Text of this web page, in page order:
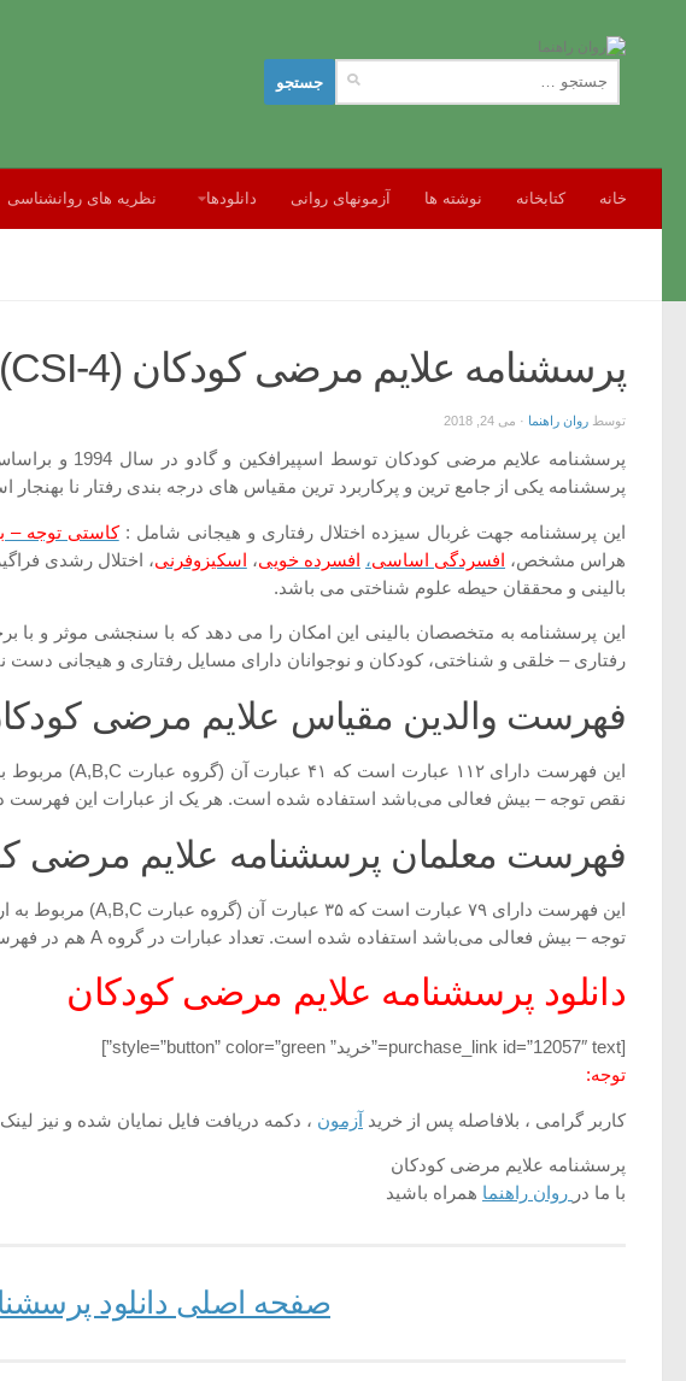
برای:
خانه کتابخانه نوشته ها آزمونهای روانی دانلودها نظریه های روانشناسی
پرسشنامه علایم مرضی کودکان (CSI-4)
توسط روان راهنما · می 24, 2018
پرسشنامه یکی از جامع ترین و پرکاربرد ترین مقیاس های درجه بندی رفتار نا بهنجار است که دارای دو فرم والد (
این پرسشنامه جهت غربال سیزده اختلال رفتاری و هیجانی شامل :کاستی توجه –
هراس مشخص،
افسردگی اساسی، افسرده خویی، اسکیزوفرنی، اختلال رشدی
بالینی و محققان حیطه علوم شناختی می باشد.
این پرسشنامه به متخصصان بالینی این امکان را می دهد که با سنجشی موثر و
رفتاری – خلقی و شناختی، کودکان و نوجوانان دارای مسایل رفتاری و هیجانی دست
فهرست والدین مقیاس علایم مرضی
نقص توجه – بیش فعالی می‌باشد استفاده شده است. هر یک از عبارات این فهرست در یک مقیاس ۴ درجه‌ای که از هیچ‌گاه تا بیشتر اوقات
فهرست معلمان پرسشنامه علایم مرضی
توجه – بیش فعالی می‌باشد استفاده شده است. تعداد عبارات در گروه A هم در فهرست والدین و هم در فهرست معلم ۱۸ گویه می‌باشد که شبیه به هم هستند
دانلود پرسشنامه علایم مرضی کودکان
[purchase_link id=”12057″ text=”خرید” style=”button” color=”green”]
توجه:
کاربر گرامی ، بلافاصله پس از خرید آزمون ، دکمه دریافت فایل نمایان شده و نیز
پرسشنامه علایم مرضی کودکان
با ما در روان راهنما همراه باشید
صفحه اصلی دانلود